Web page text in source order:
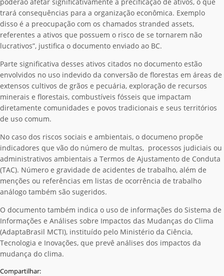
trará consequências para a organização econômica. Exemplo
disso é a preocupação com os chamados stranded assets,
referentes a ativos que possuem o risco de se tornarem não
lucrativos”, justifica o documento enviado ao BC.
Parte significativa desses ativos citados no documento estão
envolvidos no uso indevido da conversão de florestas em áreas de
extensos cultivos de grãos e pecuária, exploração de recursos
minerais e florestais, combustíveis fósseis que impactam
diretamente comunidades e povos tradicionais e seus territórios
de uso comum.
No caso dos riscos sociais e ambientais, o documeno propõe
indicadores que vão do número de multas, processos judiciais ou
administrativos ambientais a Termos de Ajustamento de Conduta
(TAC). Número e gravidade de acidentes de trabalho, além de
menções ou referências em listas de ocorrência de trabalho
análogo também são sugeridos.
O documento também indica o uso de informações do Sistema de
Informações e Análises sobre Impactos das Mudanças do Clima
(AdaptaBrasil MCTI), instituído pelo Ministério da Ciência,
Tecnologia e Inovações, que prevê análises dos impactos da
mudança do clima.
Compartilhar: